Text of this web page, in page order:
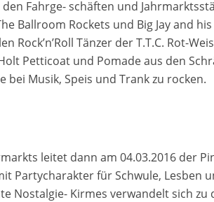
Fahrge- schäften und
Ballroom Rockets und Big Jay and
Tänzer der T.T.C. Rot-
Petticoat und Pomade aus den
Musik, Speis und Trank zu rocken.
leitet dann am 04.03.2016 der
Partycharakter für Schwule, Lesben
Nostalgie- Kirmes verwandelt sich zu